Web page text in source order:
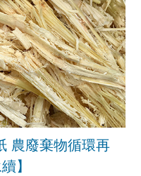
農廢棄物循環再
】